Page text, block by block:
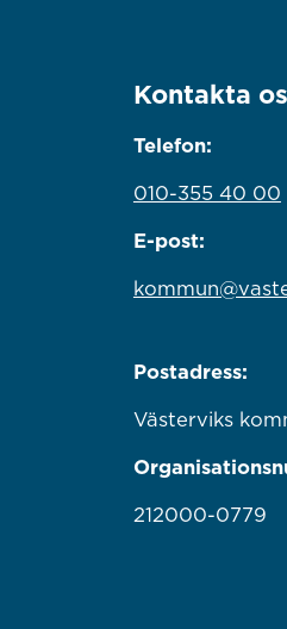
Kontakta
Telefon:
010-355 40 00
E-post:
Postadress:
Västerviks
212000-0779